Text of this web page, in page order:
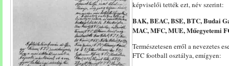
képviselői tették ezt, név szerint:
BAK, BEAC, BSE, BTC, Budai
MAC, MFC, MUE, Műegyetemi
Természetesen erről a nevezetes
FTC football osztálya, emígyen: